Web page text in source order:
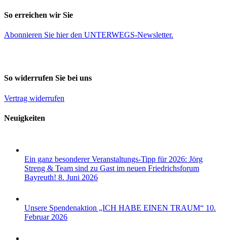
So erreichen wir Sie
Abonnieren Sie hierden UNTERWEGS-Newsletter.
So widerrufen Sie bei uns
Vertrag widerrufen
Neuigkeiten
Ein ganz besonderer Veranstaltungs-Tipp für 2026: Jörg
Streng & Team sind zu Gast im neuen Friedrichsforum
Bayreuth! 8. Juni 2026
Unsere Spendenaktion „ICH HABE EINEN TRAUM“ 10.
Februar 2026